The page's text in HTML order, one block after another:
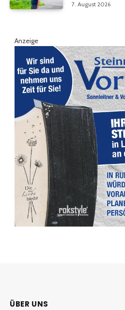
7. August 2026
Anzeige
ÜBER UNS